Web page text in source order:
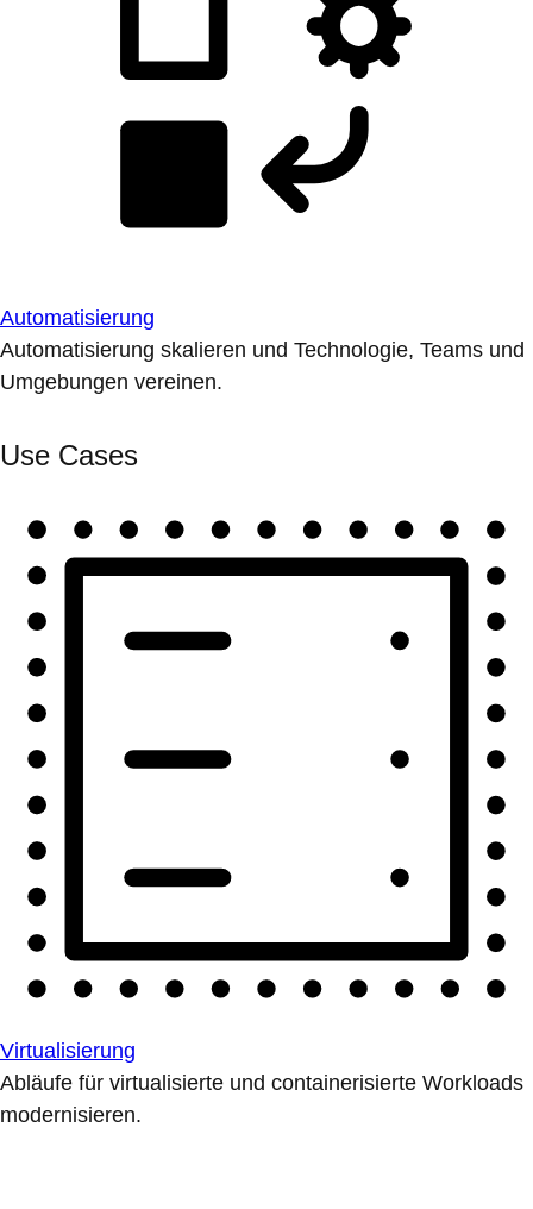
Automatisierung
Automatisierung skalieren und Technologie, Teams und
Umgebungen vereinen.
Use Cases
Virtualisierung
Abläufe für virtualisierte und containerisierte Workloads
modernisieren.